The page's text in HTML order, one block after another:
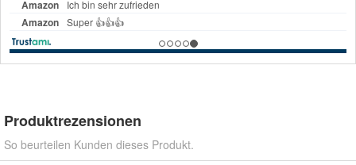
Produktrezensionen
So beurteilen Kunden dieses Produkt.